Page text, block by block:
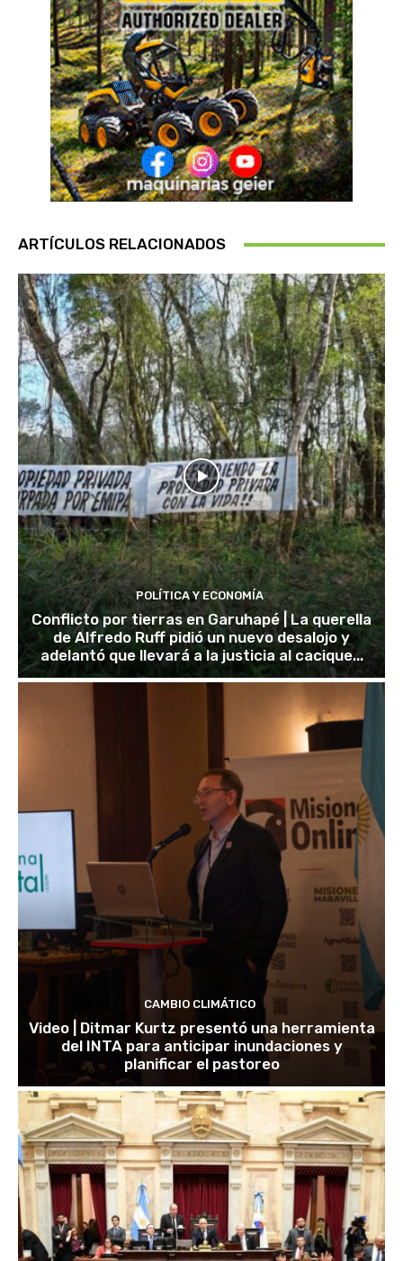
ARTÍCULOS RELACIONADOS
POLÍTICA Y ECONOMÍA
Conflicto por tierras en Garuhapé | La querella
de Alfredo Ruff pidió un nuevo desalojo y
adelantó que llevará a la justicia al cacique...
CAMBIO CLIMÁTICO
Video | Ditmar Kurtz presentó una herramienta
del INTA para anticipar inundaciones y
planificar el pastoreo